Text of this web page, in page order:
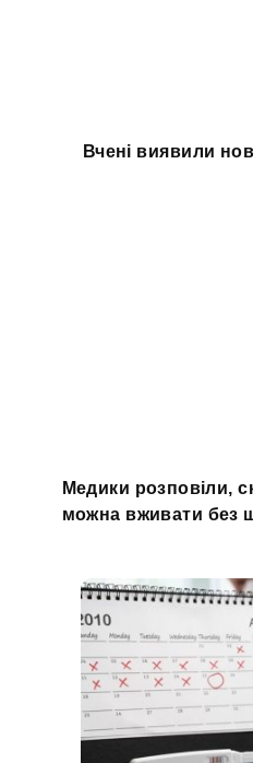
Вчені виявили
Медики розповіли,
можна вживати без